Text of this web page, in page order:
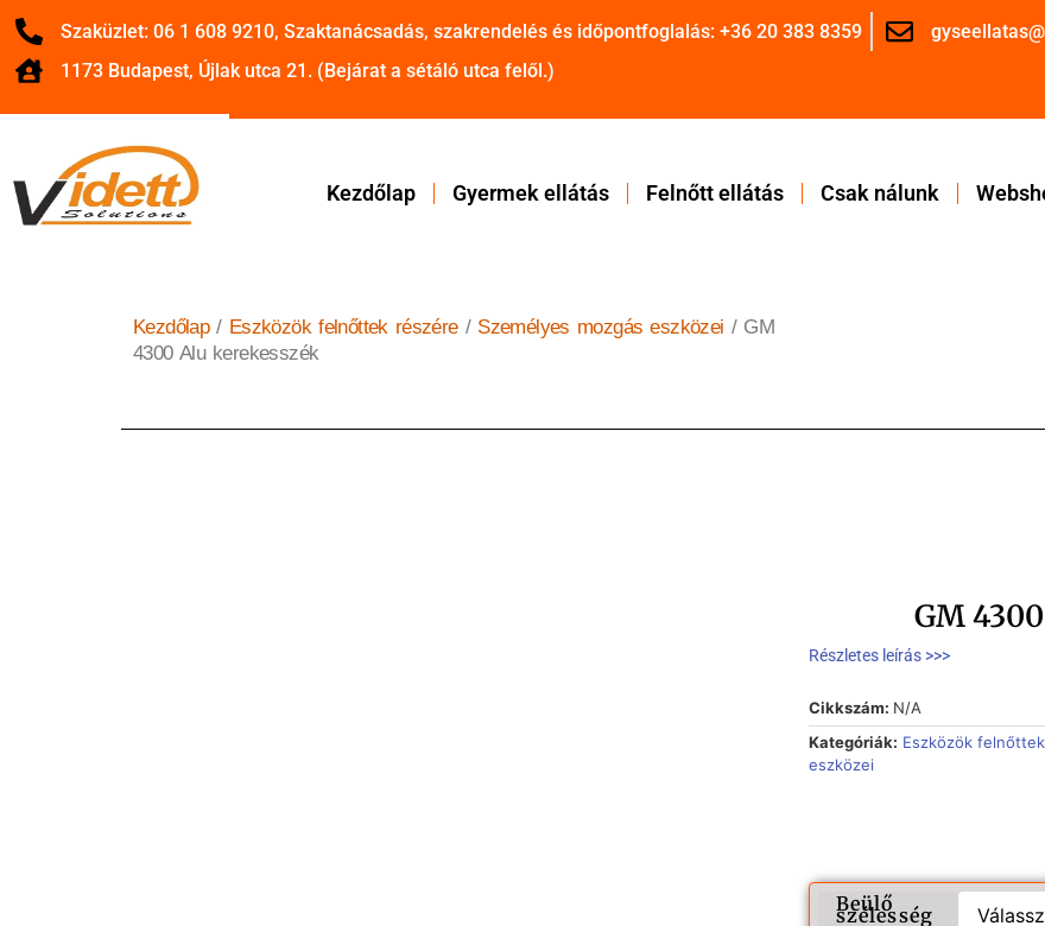
Szaküzlet: 06 1 608 9210, Szaktanácsadás, szakrendelés és időpontfoglalás: +36 20 383 8359
1173 Budapest, Újlak utca 21. (Bejárat a sétáló utca felől.)
Kezdőlap Gyermek ellátás Felnőtt ellátás Csak nálunk
Kezdőlap/ Eszközök felnőttek részére/ Személyes mozgás eszközei / GM
4300 Alu kerekesszék
GM
Részletes leírás >>>
Cikkszám: N/A
Kategóriák: Eszközök
eszközei
Beülő
szélesség